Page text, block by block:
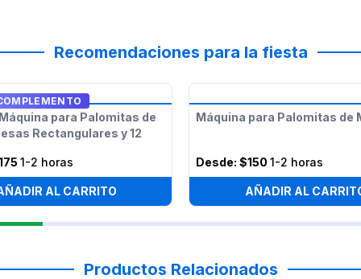
Recomendaciones para la fiesta
para Palomitas de
Rectangulares y 12
1-2 horas
AL CARRITO
Máquina para Palomitas de
Desde: $150 1-2 horas
AÑADIR AL
Productos Relacionados